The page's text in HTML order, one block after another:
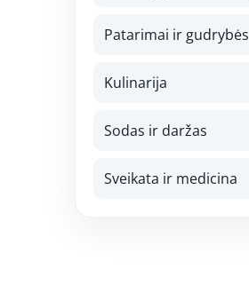
Patarimai ir gudrybės
Kulinarija
Sodas ir daržas
Sveikata ir medicina